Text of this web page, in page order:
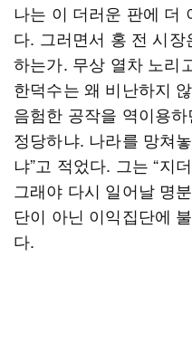
나는 이 더러운 판에 더
다. 그러면서 홍 전 시
하는가. 무상 열차 노리
한덕수는 왜 비난하지
음험한 공작을 역이용
정당하냐. 나라를 망쳐
냐”고 적었다. 그는 “지
그래야 다시 일어날 명
단이 아닌 이익집단에
다.